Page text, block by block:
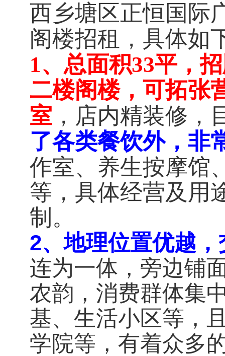
西乡塘区正恒国际
阁楼招租，具体如
1、总面积33平，
二楼阁楼，可拓张
室 ，店内精装修，
了各类餐饮外， 非
作室、养生按摩馆
等，具体经营及用
制。
2、地理位置优越
连为一体，旁边铺
农韵，消费群体集
基、生活小区等，
学院等，有着众多